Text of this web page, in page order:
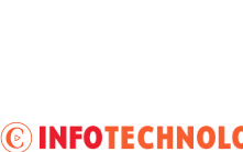
Dólar